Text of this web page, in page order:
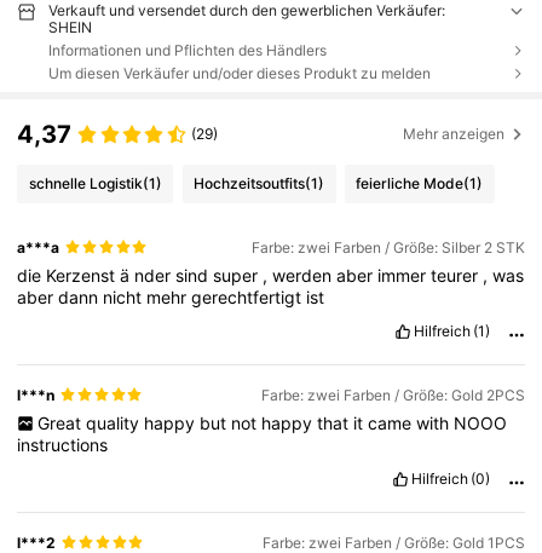
Verkauft und versendet durch den gewerblichen Verkäufer:
SHEIN
Informationen und Pflichten des Händlers
Um diesen Verkäufer und/oder dieses Produkt zu melden
4,37 (29) Mehr anzeigen
schnelle Logistik(1) Hochzeitsoutfits(1) feierliche Mode(1)
a***a Farbe: zwei Farben / Größe: Silber 2 STK
die Kerzenstä ndersindsuper ,werdenaber immerteurer ,was
aberdann nicht mehrgerechtfertigt ist
Hilfreich (1)
l***n Farbe: zwei Farben / Größe: Gold 2PCS
Great quality happy but not happy that it came with NOOO
instructions
Hilfreich (0)
l***2 Farbe: zwei Farben / Größe: Gold 1PCS